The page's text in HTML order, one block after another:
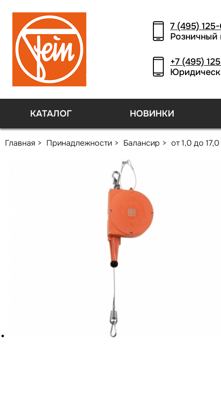
7 (495)
Розничный
+7 (495)
КАТАЛОГ НОВИНКИ
Главная Принадлежности Балансир от 1,0 до 17,0